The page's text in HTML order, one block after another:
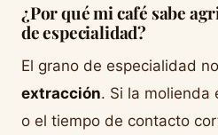
¿Por qué mi café sabe
de especialidad?
El grano de especialidad
extracción. Si la molienda
o el tiempo de contacto